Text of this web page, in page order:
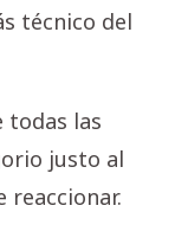
técnico del
todas las
justo al
reaccionar.